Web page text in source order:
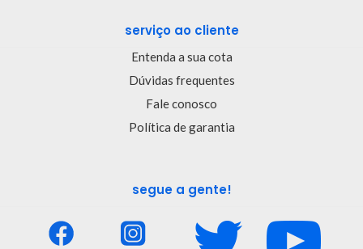
serviço ao cliente
Entenda a sua cota
Dúvidas frequentes
Fale conosco
Política de garantia
segue a gente!